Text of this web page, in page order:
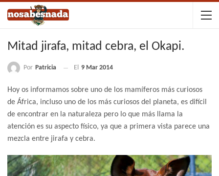
Mitad jirafa, mitad cebra, el Okapi.
Por Patricia El 9 Mar 2014
Hoy os informamos sobre uno de los mamíferos más curiosos
de África, incluso uno de los más curiosos del planeta, es difícil
de encontrar en la naturaleza pero lo que más llama la
atención es su aspecto físico, ya que a primera vista parece una
mezcla entre jirafa y cebra.